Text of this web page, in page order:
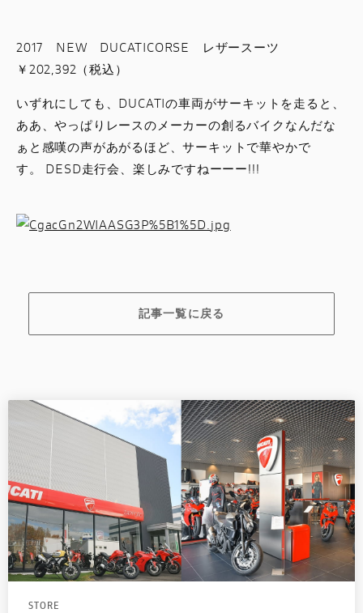
2017 NEW DUCATICORSE レザースーツ
￥202,392（税込）
いずれにしても、DUCATIの車両がサーキットを走ると、
ああ、やっぱりレースのメーカーの創るバイクなんだな
ぁと感嘆の声があがるほど、サーキットで華やかで
す。 DESD走行会、楽しみですねーーー!!!
記事一覧に戻る
STORE